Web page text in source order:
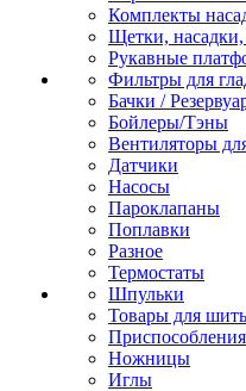
Комплекты
Щетки,
Рукавные
Фильтры для
Бачки /
Бойлеры/Тэны
Вентиляторы
Датчики
Насосы
Пароклапаны
Поплавки
Разное
Термостаты
Шпульки
Товары для
Ножницы
Иглы